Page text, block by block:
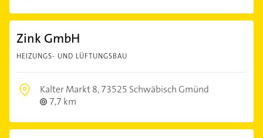
Zink GmbH
HEIZUNGS- UND LÜFTUNGSBAU
Kalter Markt 8,73525 Schwäbisch Gmünd
7,7 km